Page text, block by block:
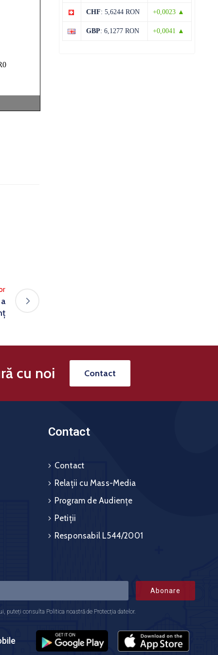
13 august
CHF: 5,6244 RON +0,0023 ▲
GBP: 6,1277 RON +0,0041 ▲
cu noi Contact
Contact
Contact
Relații cu Mass-Media
Program de Audiențe
Petiții
Responsabil L544/2001
Abonare
puteți consulta Politica noastră de Protecția datelor.